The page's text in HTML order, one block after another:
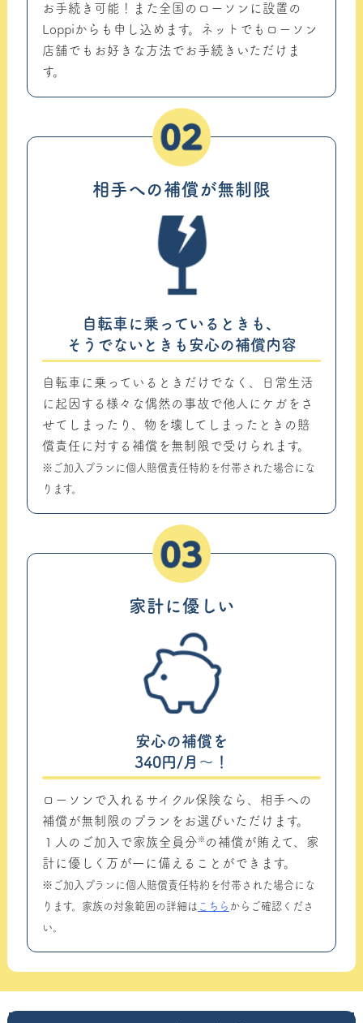
お手続き可能！また全国のローソンに設置の
Loppiからも申し込めます。ネットでもローソン
店舗でもお好きな方法でお手続きいただけま
す。
02
相手への補償が無制限
自転車に乗っているときも、
そうでないときも安心の補償内容
自転車に乗っているときだけでなく、日常生活
に起因する様々な偶然の事故で他人にケガをさ
せてしまったり、物を壊してしまったときの賠
償責任に対する補償を無制限で受けられます。
※ご加入プランに個人賠償責任特約を付帯された場合にな
ります。
03
家計に優しい
安心の補償を
340円/月～！
ローソンで入れるサイクル保険なら、相手への
補償が無制限のプランをお選びいただけます。
１人のご加入で家族全員分 ※ の補償が賄えて、家
計に優しく万が一に備えることができます。
※ご加入プランに個人賠償責任特約を付帯された場合にな
ります。家族の対象範囲の詳細は こちら からご確認くださ
い。